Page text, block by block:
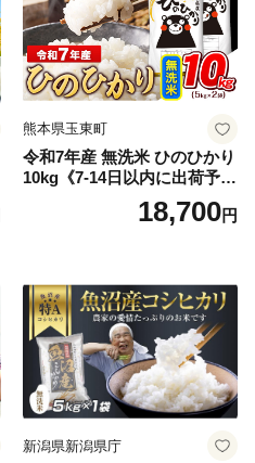
熊本県玉東町
令和7年産 無洗米 ひのひかり
10kg《7-14日以内に出荷予定
(土日祝除く)》コメ 米 無洗米
令和7年産 高レビュー｜人気
18,700円
新潟県新潟県庁